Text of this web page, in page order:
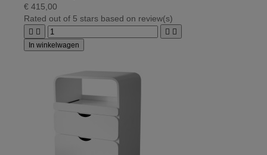
€ 415,00
Rated out of 5 stars based on review(s)
   
In winkelwagen